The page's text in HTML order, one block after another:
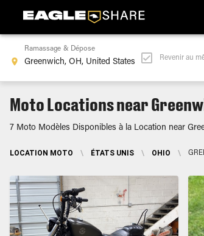
Ramassage & Dépose
Revenir au
Moto Locations near
7 Moto Modèles Disponibles à la Location near
LOCATION MOTO \ ÉTATS UNIS \ OHIO \